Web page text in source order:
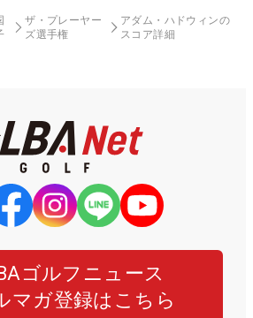
ザ・プレーヤー
ズ選手権
アダム・ハドウィンの
スコア詳細
ゴルフニュース
マガ登録はこちら